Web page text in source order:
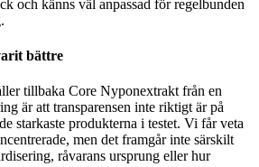
och känns väl anpassad för regelbunden
bättre
tillbaka Core Nyponextrakt från en
är att transparensen inte riktigt är på
starkaste produkterna i testet. Vi får veta
men det framgår inte särskilt
råvarans ursprung eller hur